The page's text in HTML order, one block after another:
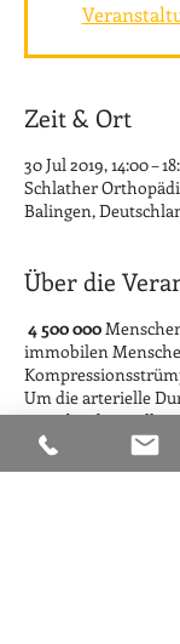
Zeit & Ort
30 Jul 2019, 14:00 –
Schlather
Balingen,
Über die
4 500 000
immobilen
Um die arterielle
unterbinden, sollte
Knöcheldruckindex
Taschen-Doppler